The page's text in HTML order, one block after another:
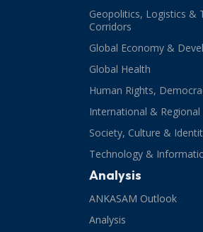
Geopolitics, Logistics &
Corridors
Global Economy &
Global Health
Human Rights,
International &
Society, Culture &
Technology &
Analysis
ANKASAM Outlook
Analysis